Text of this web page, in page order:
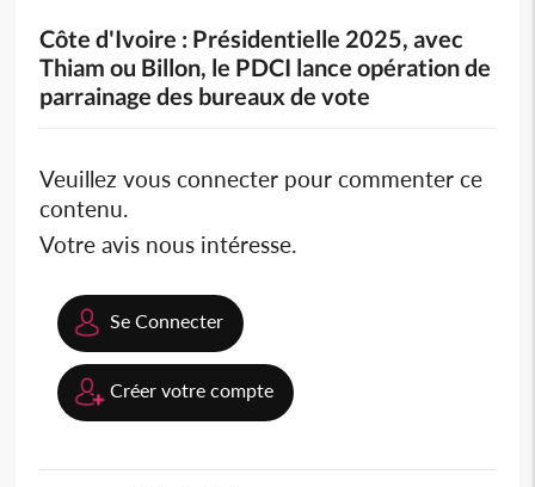
Côte d'Ivoire : Présidentielle 2025, avec
Thiam ou Billon, le PDCI lance opération de
parrainage des bureaux de vote
Veuillez vous connecter pour commenter ce
contenu.
Votre avis nous intéresse.
Se Connecter
Créer votre compte